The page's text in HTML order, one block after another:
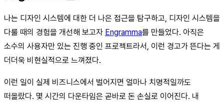
나는 디자인 시스템에 대한 더 나은 접근을 탐구하고, 디자인 시스템을
다룰 때의 경험을 개선해 보고자 Engramma를 만들었다. 아직은
소수의 사용자만 있는 진행 중인 프로젝트라서, 이런 경고가 뜬다는 게
더더욱 비현실적으로 느껴졌다.
이런 일이 실제 비즈니스에서 벌어지면 얼마나 치명적일까도
떠올랐다. 몇 시간의 다운타임은 곧바로 돈 손실로 이어진다. 내